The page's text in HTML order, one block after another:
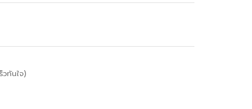
ทันใจ)